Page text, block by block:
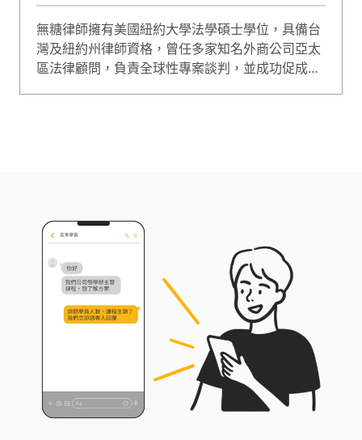
無糖律師擁有美國紐約大學法學碩士學位，具備台
灣及紐約州律師資格，曾任多家知名外商公司亞太
區法律顧問，負責全球性專案談判，並成功促成多
業了解法律、及時規劃相關組織、教育訓練並以此
協助法律風險之控管並取得優勢。